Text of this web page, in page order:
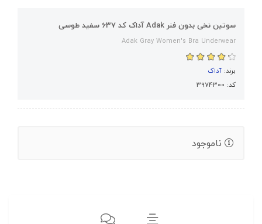
سوتین نخی بدون فنر Adak آداک کد 637 سفید طوسی
Adak Gray Women's Bra Underwear
برند: آداک
کد: 3974300
ناموجود